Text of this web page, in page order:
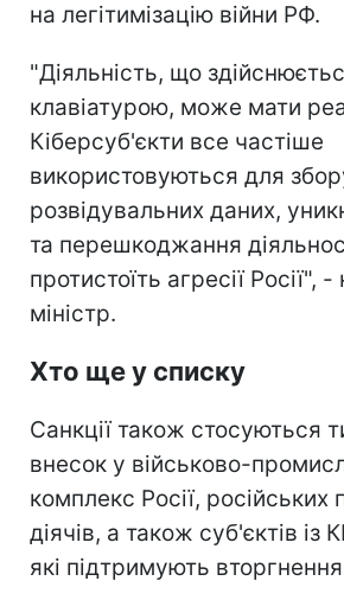
на легітимізацію війни РФ.
"Діяльність, що
клавіатурою, може мати
Кіберсуб'єкти все частіше
використовуються для
розвідувальних даних,
та перешкоджання
протистоїть агресії Росії",
міністр.
Хто ще у списку
Санкції також стосуються
внесок у військово-
комплекс Росії, російських
діячів, а також суб'єктів із
які підтримують